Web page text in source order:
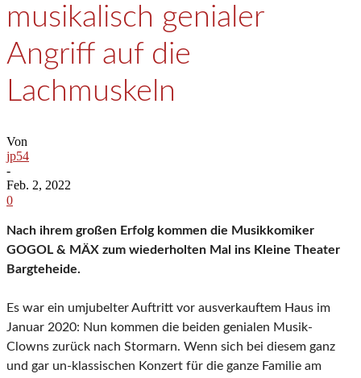
musikalisch genialer
Angriff auf die
Lachmuskeln
Von
jp54
-
Feb. 2, 2022
0
Nach ihrem großen Erfolg kommen die Musikkomiker
GOGOL & MÄX zum wiederholten Mal ins Kleine Theater
Bargteheide.
Es war ein umjubelter Auftritt vor ausverkauftem Haus im
Januar 2020: Nun kommen die beiden genialen Musik-
Clowns zurück nach Stormarn. Wenn sich bei diesem ganz
und gar un-klassischen Konzert für die ganze Familie am